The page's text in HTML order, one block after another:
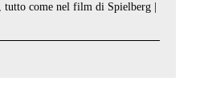
tutto come nel film di Spielberg |